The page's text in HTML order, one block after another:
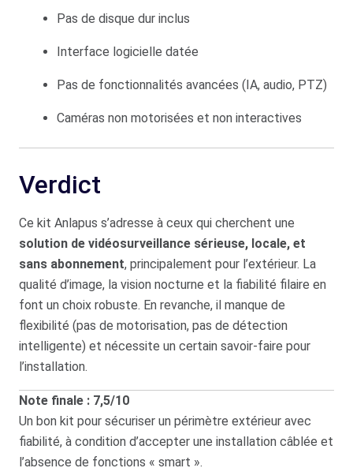
Pas de disque dur inclus
Interface logicielle datée
Pas de fonctionnalités avancées (IA, audio, PTZ)
Caméras non motorisées et non interactives
Verdict
Ce kit Anlapus s’adresse à ceux qui cherchent une
solution de vidéosurveillance sérieuse, locale, et
sans abonnement, principalement pour l’extérieur. La
qualité d’image, la vision nocturne et la fiabilité filaire en
font un choix robuste. En revanche, il manque de
flexibilité (pas de motorisation, pas de détection
intelligente) et nécessite un certain savoir-faire pour
l’installation.
Note finale : 7,5/10
Un bon kit pour sécuriser un périmètre extérieur avec
fiabilité, à condition d’accepter une installation câblée et
l’absence de fonctions « smart ».